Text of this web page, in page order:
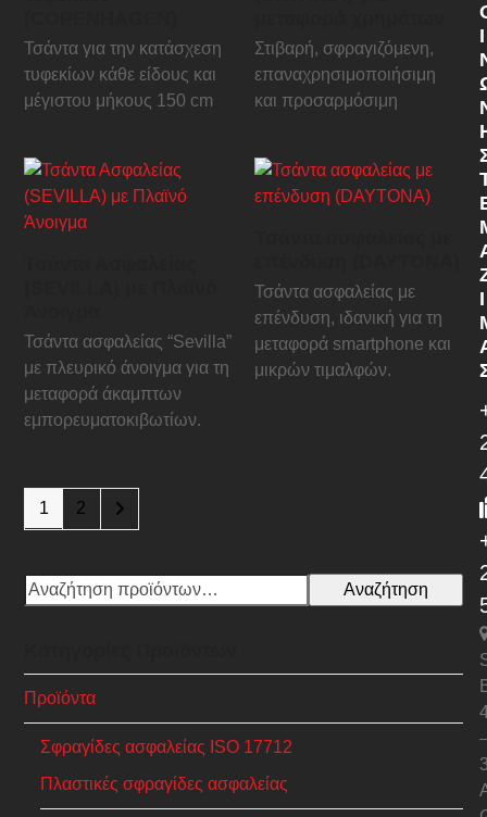
Τσάντα για την κατάσχεση
τυφεκίων κάθε είδους και
μέγιστου μήκους 150 cm
Στιβαρή, σφραγιζόμενη,
επαναχρησιμοποιήσιμη
και προσαρμόσιμη
Τσάντα ασφαλείας “Sevilla”
με πλευρικό άνοιγμα για τη
μεταφορά άκαμπτων
εμπορευματοκιβωτίων.
Τσάντα ασφαλείας με
επένδυση, ιδανική για τη
μεταφορά smartphone και
μικρών τιμαλφών.
1 2
Αναζήτηση
Προϊόντα
Σφραγίδες ασφαλείας ISO 17712
Πλαστικές σφραγίδες ασφαλείας
Ι
Ί